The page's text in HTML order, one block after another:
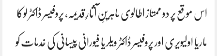
اس موقع پر دو ممتاز اطالوی ماہرینِ آثارِ قدیمہ، پروفیسر ڈاکٹر لوکا
ماریا اولیویری اور پروفیسر ڈاکٹر ویلریا فیورانی پیسانی کی خدمات کو